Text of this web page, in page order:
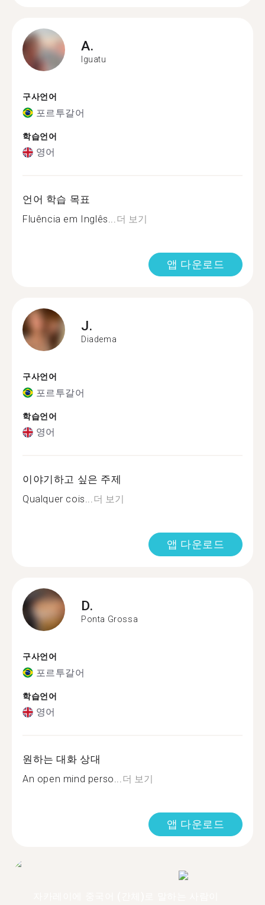
A.
Iguatu
구사언어
포르투갈어
학습언어
영어
언어 학습 목표
Fluência em Inglês...더 보기
앱 다운로드
J.
Diadema
구사언어
포르투갈어
학습언어
영어
이야기하고 싶은 주제
Qualquer cois...더 보기
앱 다운로드
D.
Ponta Grossa
구사언어
포르투갈어
학습언어
영어
원하는 대화 상대
An open mind perso...더 보기
앱 다운로드